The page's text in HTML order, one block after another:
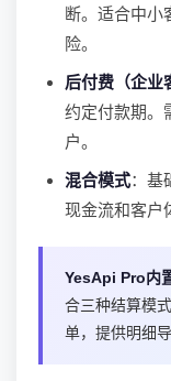
断。适合中小
险。
后付费（企业
约定付款期。
户。
混合模式：基
现金流和客户
YesApi Pro内
合三种结算模
单，提供明细